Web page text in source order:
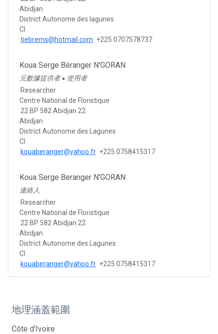
Abidjan
District Autonome des lagunes
CI
tiebrems@hotmail.com +225 0707578737
Koua Serge Béranger N'GORAN
元數據提供者 ● 使用者
Researcher
Centre National de Floristique
22 BP 582 Abidjan 22
Abidjan
District Autonome des Lagunes
CI
kouaberanger@yahoo.fr +225 0758415317
Koua Serge Beranger N'GORAN
連絡人
Researcher
Centre National de Floristique
22 BP 582 Abidjan 22
Abidjan
District Autonome des Lagunes
CI
kouaberanger@yahoo.fr +225 0758415317
地理涵蓋範圍
Côte d'Ivoire